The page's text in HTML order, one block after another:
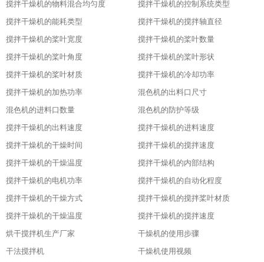
搅拌干燥机的物料混合均匀度
搅拌干燥机的控制系统类型
搅拌干燥机的能耗类型
搅拌干燥机的搅拌轴直径
搅拌干燥机的桨叶宽度
搅拌干燥机的桨叶数量
搅拌干燥机的桨叶角度
搅拌干燥机的桨叶形状
搅拌干燥机的桨叶材质
搅拌干燥机的冷却功率
搅拌干燥机的加热功率
混色机的出料口尺寸
混色机的进料口数量
混色机的防护等级
搅拌干燥机的出料速度
搅拌干燥机的进料速度
搅拌干燥机的干燥时间
搅拌干燥机的搅拌速度
搅拌干燥机的干燥温度
搅拌干燥机的内部结构
搅拌干燥机的电机功率
搅拌干燥机的自动化程度
搅拌干燥机的干燥方式
搅拌干燥机的搅拌桨叶材质
搅拌干燥机的干燥温度
搅拌干燥机的搅拌速度
烘干搅拌机生产厂家
干燥机的使用步骤
干法搅拌机
干燥机使用视频